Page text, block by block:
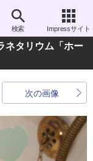
検索 Impressサイト
ネタリウム「ホー
次の画像